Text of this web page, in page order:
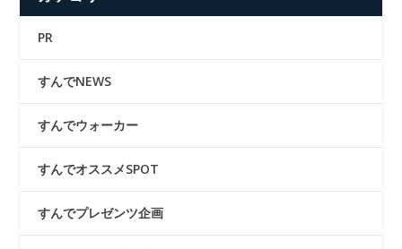
PR
すんでNEWS
すんでウォーカー
すんでオススメSPOT
すんでプレゼンツ企画